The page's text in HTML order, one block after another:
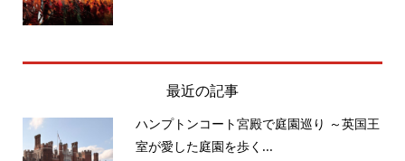
最近の記事
ハンプトンコート宮殿で庭園巡り ～英国王
室が愛した庭園を歩く...